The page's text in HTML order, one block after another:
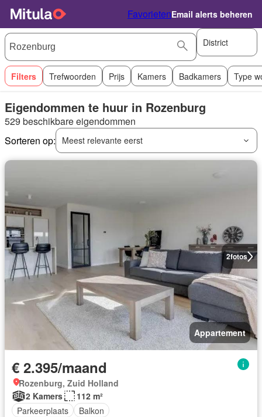
FavorietenEmail alerts beheren
District
Filters Trefwoorden Prijs Kamers Badkamers Type
Eigendommen te huur in Rozenburg
529 beschikbare eigendommen
Sorteren op:
Meest relevante eerst
2fotos
Appartement
€ 2.395/maand
Rozenburg, Zuid Holland
2 Kamers
112 m²
Parkeerplaats
Balkon